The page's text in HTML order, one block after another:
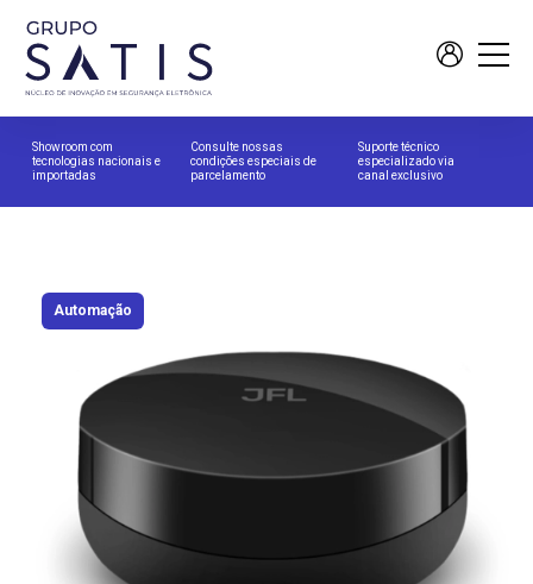
Showroom com
tecnologias nacionais e
importadas
Consulte nossas
condições especiais de
parcelamento
Suporte técnico
especializado via
canal exclusivo
Automação